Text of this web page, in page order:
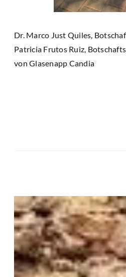
Dr. Marco Just Quiles,
Patricia Frutos Ruiz,
von Glasenapp Candia